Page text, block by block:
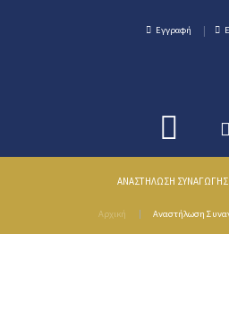
Εγγραφή
ΑΝΑΣΤΉΛΩΣΗ ΣΥΝΑΓΩΓΉΣ
Αρχική Αναστήλωση